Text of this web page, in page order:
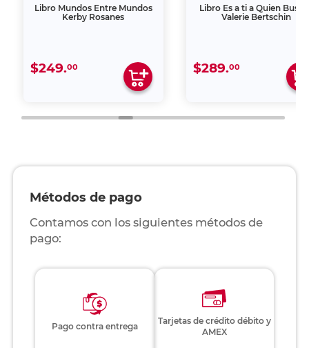
Libro Mundos Entre Mundos
Kerby Rosanes
$249.00
Libro Es a ti a Quien
Valerie Bertschin
$289.00
Métodos de pago
Contamos con los siguientes métodos de
pago:
Pago contra entrega
Tarjetas de crédito débito y
AMEX